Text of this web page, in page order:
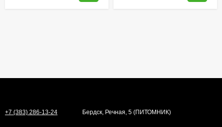
+7 (383) 286-13-24 Бердск, Речная, 5 (ПИТОМНИК)